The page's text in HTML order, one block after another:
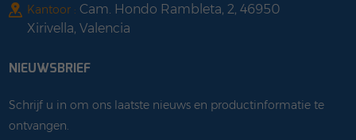
Kantoor : Cam. Hondo Rambleta, 2, 46950
Xirivella, Valencia
NIEUWSBRIEF
Schrijf u in om ons laatste nieuws en productinformatie te
ontvangen.